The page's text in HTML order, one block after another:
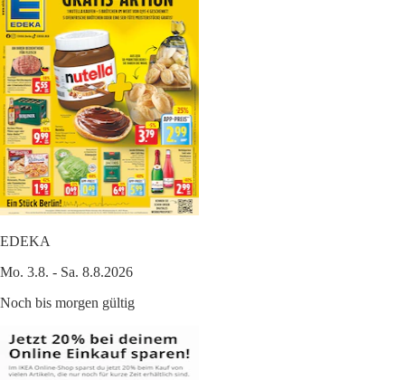
EDEKA
Mo. 3.8. - Sa. 8.8.2026
Noch bis morgen gültig